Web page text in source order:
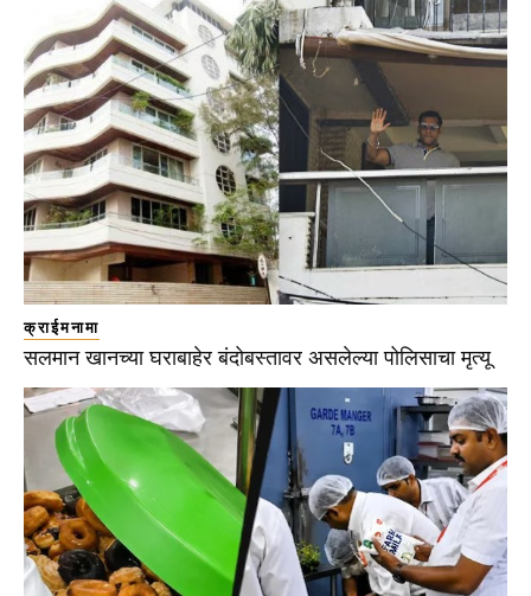
क्राईमनामा
सलमान खानच्या घराबाहेर बंदोबस्तावर असलेल्या पोलिसाचा मृत्यू